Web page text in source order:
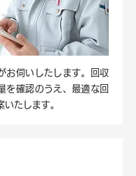
お伺いしたします。回収
を確認のうえ、最適な回
いたします。